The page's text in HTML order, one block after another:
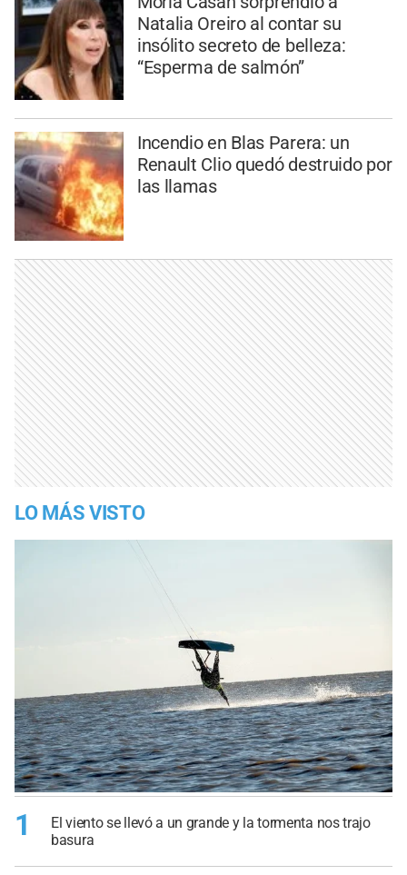
Natalia Oreiro al contar su
insólito secreto de belleza:
“Esperma de salmón”
Incendio en Blas Parera: un
Renault Clio quedó destruido por
las llamas
LO MÁS VISTO
1
El viento se llevó a un grande y la tormenta nos trajo
basura